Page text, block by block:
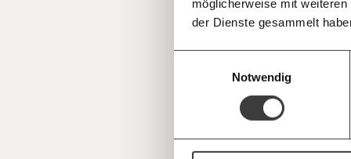
möglicherweise mit
der Dienste gesammelt
Notwendig
Deine Spende absetzen:Fragen und
Es
um